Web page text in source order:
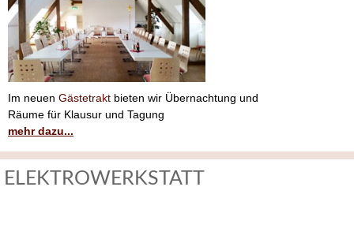
Im neuen Gästetrakt bieten wir Übernachtung und
Räume für Klausur und Tagung
mehr dazu...
ELEKTROWERKSTATT